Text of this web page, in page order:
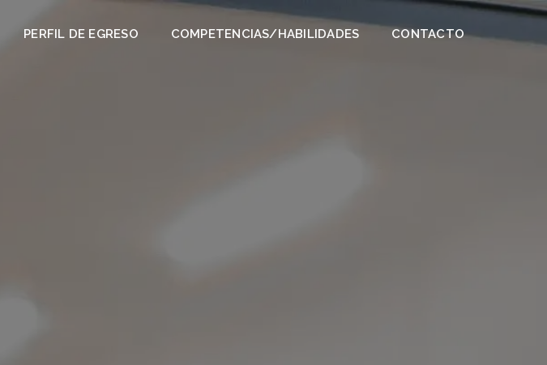
PERFIL DE EGRESO COMPETENCIAS/HABILIDADES CONTACTO